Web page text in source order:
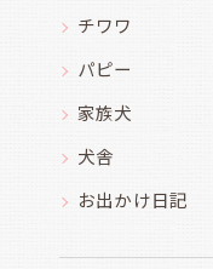
チワワ
パピー
家族犬
犬舎
お出かけ日記